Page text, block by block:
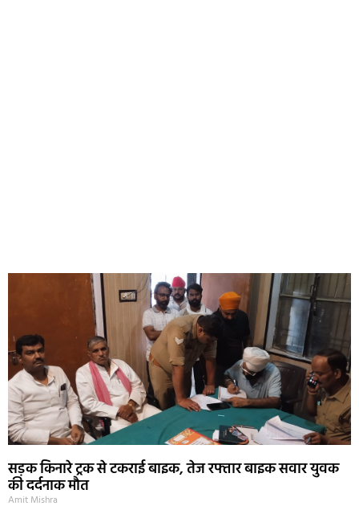
सड़क किनारे ट्रक से टकराई बाइक, तेज रफ्तार बाइक सवार युवक
की दर्दनाक मौत
Amit Mishra